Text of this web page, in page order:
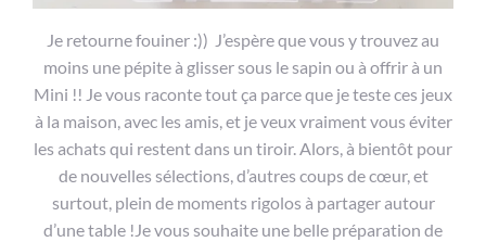
Je retourne fouiner :)) J’espère que vous y trouvez au
moins une pépite à glisser sous le sapin ou à offrir à un
Mini !! Je vous raconte tout ça parce que je teste ces jeux
à la maison, avec les amis, et je veux vraiment vous éviter
les achats qui restent dans un tiroir. Alors, à bientôt pour
de nouvelles sélections, d’autres coups de cœur, et
surtout, plein de moments rigolos à partager autour
d’une table !Je vous souhaite une belle préparation de